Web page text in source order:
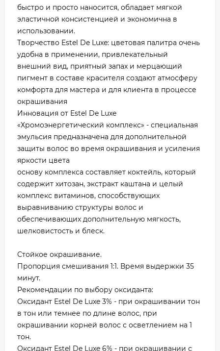
быстро и просто наносится, обладает мягкой
эластичной консистенцией и экономична в
использовании.
Творчество Estel De Luxe: цветовая палитра очень
удобна в применении, привлекательный
внешний вид, приятный запах и мерцающий
пигмент в составе красителя создают атмосферу
комфорта для мастера и для клиента в процессе
окрашивания
Инновация от Estel De Luxe
«Хромоэнергетический комплекс» - специальная
эмульсия предназначена для дополнительной
защиты волос во время окрашивания и усиления
яркости цвета
основу комплекса составляет коктейль, который
содержит хитозан, экстракт каштана и целый
комплекс витаминов, способствующих
выравниванию структуры волос и
обеспечивающих дополнительную мягкость,
шелковистость и блеск.
Стойкое окрашивание.
Пропорция смешивания 1:1. Время выдержки 35
минут.
Рекомендации по выбору оксиданта:
Оксидант Estel De Luxe 3% - при окрашивании тон
в тон или темнее по длине волос, при
окрашивании корней волос с осветлением на 1
тон.
Оксидант Estel De Luxe 6% - при окрашивании с